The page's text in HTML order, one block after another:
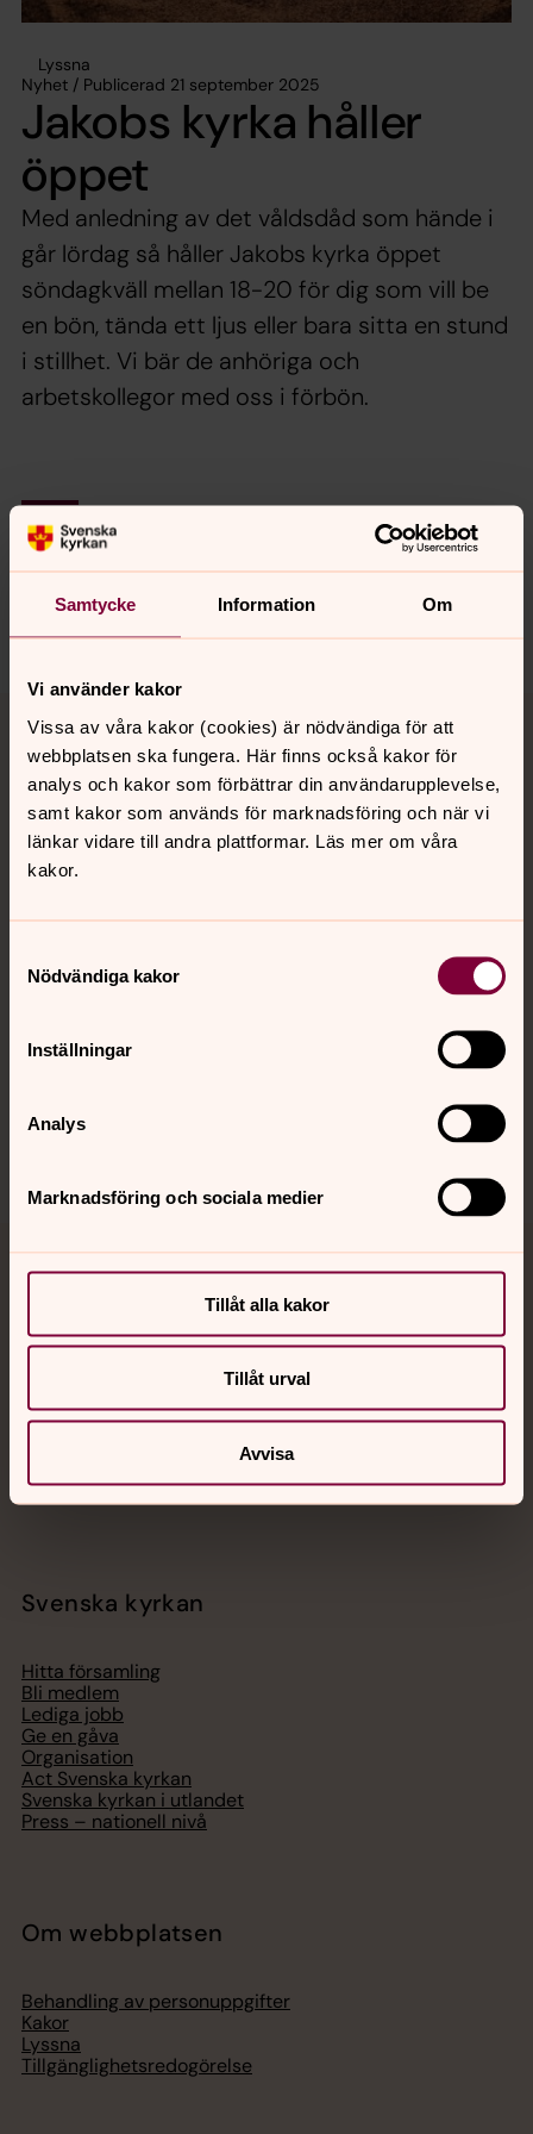
Samtycke Information Om
Vi använder kakor
Vissa av våra kakor (cookies) är nödvändiga för att
webbplatsen ska fungera. Här finns också kakor för
analys och kakor som förbättrar din användarupplevelse,
samt kakor som används för marknadsföring och när vi
länkar vidare till andra plattformar. Läs mer om våra
kakor.
Nödvändiga kakor
Inställningar
Analys
Marknadsföring och sociala medier
Tillåt alla kakor
Tillåt urval
Avvisa
Lyssna
Nyhet / Publicerad 21 september 2025
Jakobs kyrka håller
öppet
Med anledning av det våldsdåd som hände i
går lördag så håller Jakobs kyrka öppet
söndagkväll mellan 18-20 för dig som vill be
en bön, tända ett ljus eller bara sitta en stund
i stillhet. Vi bär de anhöriga och
arbetskollegor med oss i förbön.
Synpunkter eller frågor på sidans
innehåll?
Tillbaka till toppen
Tillbaka till innehållet
Kontakt
Kalender
Jourhavande präst
Akut samtals- och krisstöd. Prata eller chatta anonymt
Chatt
Telefon 112
Svenska kyrkan
Hitta församling
Bli medlem
Lediga jobb
Ge en gåva
Organisation
Act Svenska kyrkan
Svenska kyrkan i utlandet
Press – nationell nivå
Om webbplatsen
Behandling av personuppgifter
Kakor
Lyssna
Tillgänglighetsredogörelse